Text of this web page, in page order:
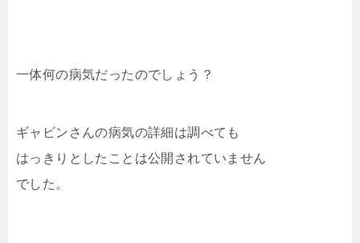
一体何の病気だったのでしょう？
ギャビンさんの病気の詳細は調べても
はっきりとしたことは公開されていません
でした。